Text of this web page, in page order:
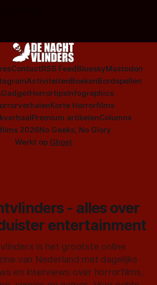
ContactRSS FeedBlueskyMastodon
ActiviteitenBoekenBordspellen
GadgetHorrortipsInfographics
Korte Horrorfilms
Premium artikelenColumns
2026No Geeks, No Glory
Werkt op Ghost
- alles over
entertainment
is het grootste online
van Nederland met dagelijks
en interviews over horrorfilms,